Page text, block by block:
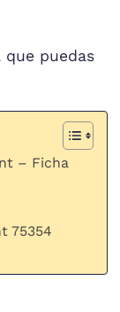
puedas
– Ficha
75354